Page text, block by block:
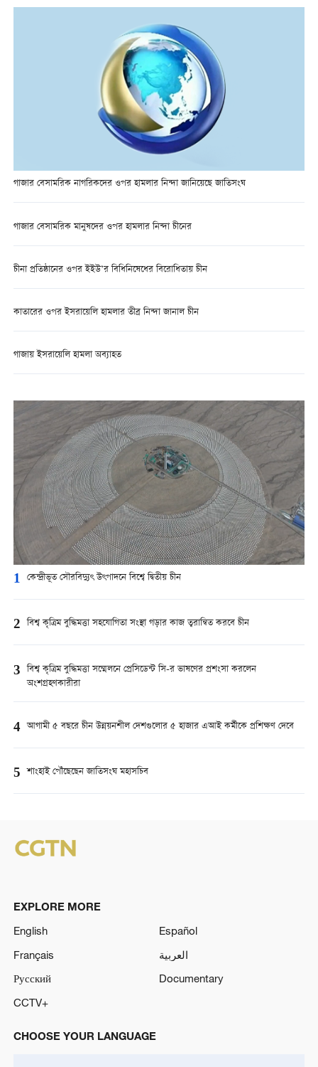
গাজার বেসামরিক নাগরিকদের ওপর হামলার নিন্দা জানিয়েছে জাতিসংঘ
গাজার বেসামরিক মানুষদের ওপর হামলার নিন্দা চীনের
চীনা প্রতিষ্ঠানের ওপর ইইউ’র বিধিনিষেধের বিরোধিতায় চীন
কাতারের ওপর ইসরায়েলি হামলার তীব্র নিন্দা জানাল চীন
গাজায় ইসরায়েলি হামলা অব্যাহত
1 কেন্দ্রীভূত সৌরবিদ্যুৎ উৎপাদনে বিশ্বে দ্বিতীয় চীন
2 বিশ্ব কৃত্রিম বুদ্ধিমত্তা সহযোগিতা সংস্থা গড়ার কাজ ত্বরান্বিত করবে চীন
3 বিশ্ব কৃত্রিম বুদ্ধিমত্তা সম্মেলনে প্রেসিডেন্ট সি-র ভাষণের প্রশংসা করলেন
অংশগ্রহণকারীরা
4 আগামী ৫ বছরে চীন উন্নয়নশীল দেশগুলোর ৫ হাজার এআই কর্মীকে প্রশিক্ষণ দেবে
5 শাংহাই পৌঁছেছেন জাতিসংঘ মহাসচিব
EXPLORE MORE
English
Español
Français
العربية
Русский
Documentary
CCTV+
CHOOSE YOUR LANGUAGE